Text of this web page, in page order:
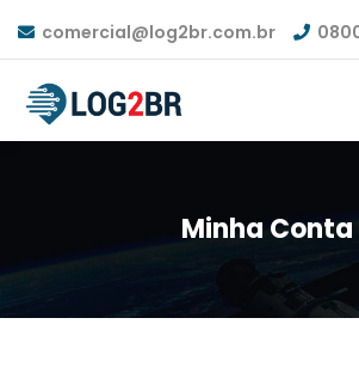
comercial@log2br.com.br
Minha Conta